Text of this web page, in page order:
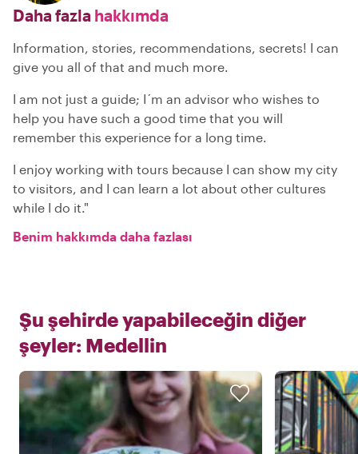
Daha fazla hakkımda
Information, stories, recommendations, secrets! I can
give you all of that and much more.
I am not just a guide; I´m an advisor who wishes to
help you have such a good time that you will
remember this experience for a long time.
I enjoy working with tours because I can show my city
to visitors, and I can learn a lot about other cultures
while I do it."
Benim hakkımda daha fazlası
Şu şehirde yapabileceğin diğer
şeyler: Medellin